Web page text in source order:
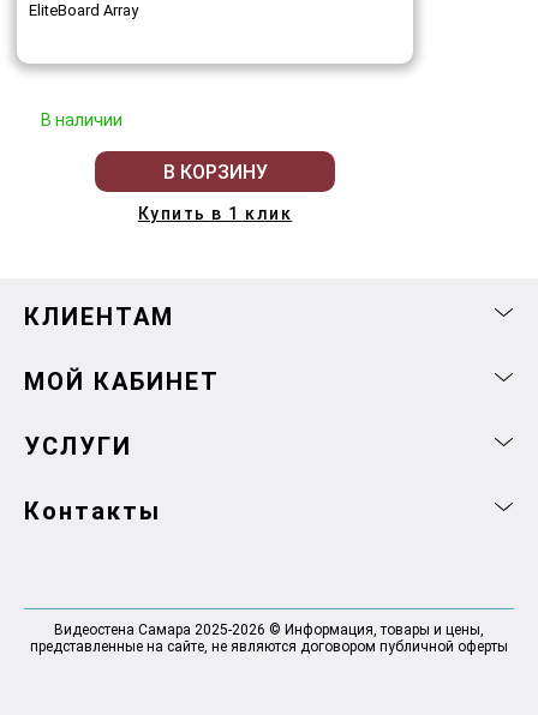
EliteBoard Array
В наличии
В КОРЗИНУ
Купить в 1 клик
КЛИЕНТАМ
МОЙ КАБИНЕТ
УСЛУГИ
Контакты
Видеостена Самара 2025-2026 © Информация, товары и цены,
представленные на сайте, не являются договором публичной оферты